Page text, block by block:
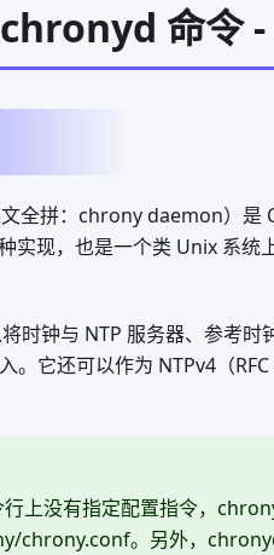
命令
文全拼：chrony daemon）
种实现，也是一个类 Unix 系
时钟与 NTP 服务器、参考时
。它还可以作为 NTPv4（
上没有指定配置指令，
chrony.conf。另外，